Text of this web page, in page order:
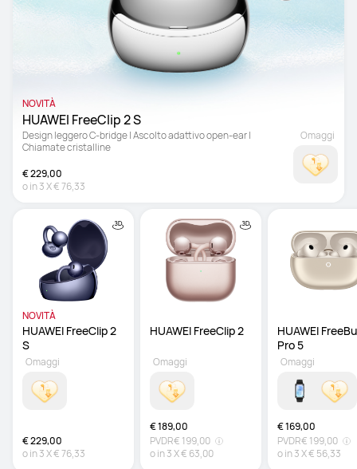
NOVITÀ
Design leggero C-bridge | Ascolto adattivo open-ear |
Chiamate cristalline
€ 229,00
o in3X€ 76,33
Omaggi
NOVITÀ
HUAWEI FreeClip 2
€ 229,00
o in3X€ 76,33
Omaggi
HUAWEI FreeClip 2
€ 189,00
PVDR€ 199,00
o in3X€ 63,00
Omaggi
HUAWEI
€ 169,00
PVDR€ 199,00
o in3X€ 56,33
Omaggi